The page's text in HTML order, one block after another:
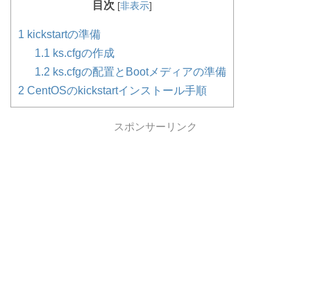
目次 [非表示]
1 kickstartの準備
1.1 ks.cfgの作成
1.2 ks.cfgの配置とBootメディアの準備
2 CentOSのkickstartインストール手順
スポンサーリンク